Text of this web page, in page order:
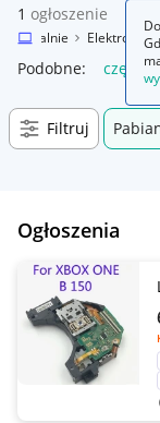
1 ogłoszenie
Lokalnie Elektronika
Podobne: części
Filtruj
Ogłoszenia